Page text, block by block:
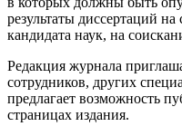
результаты диссертаций
кандидата наук, на
Редакция журнала
сотрудников, других
предлагает возможность
страницах издания.